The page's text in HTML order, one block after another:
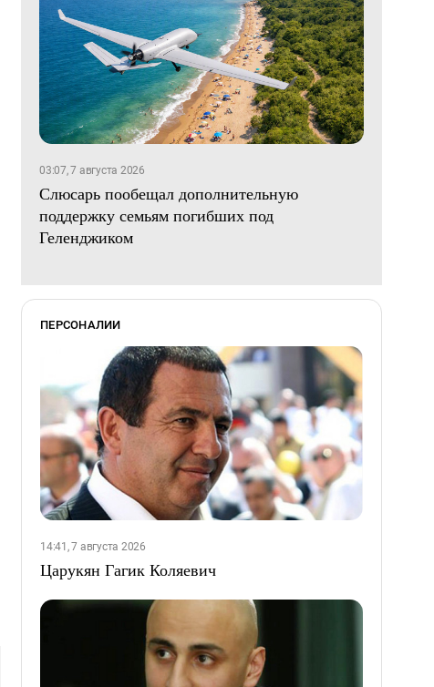
03:07, 7 августа 2026
Слюсарь пообещал дополнительную
поддержку семьям погибших под
Геленджиком
ПЕРСОНАЛИИ
14:41, 7 августа 2026
Царукян Гагик Коляевич